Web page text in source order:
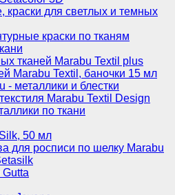
краски для светлых и темных
краски по тканям
тканей Marabu Textil plus
Marabu Textil, баночки 15 мл
- металлики и блестки
Marabu Textil Design
по ткани
50 мл
для росписи по шелку Marabu